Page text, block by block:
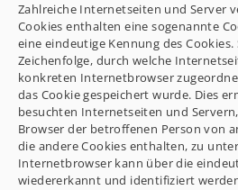
Zahlreiche Internetseiten und Server
Cookies enthalten eine sogenannte
eine eindeutige Kennung des
Zeichenfolge, durch welche
konkreten Internetbrowser
das Cookie gespeichert wurde. Dies
besuchten Internetseiten und
Browser der betroffenen Person von
die andere Cookies enthalten, zu
Internetbrowser kann über die
wiedererkannt und identifiziert